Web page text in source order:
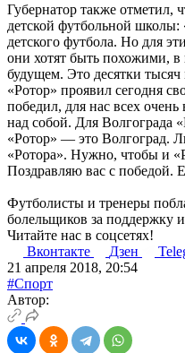
Губернатор также отметил,
детской футбольной школы:
детского футбола. Но для
они хотят быть похожими, в
будущем. Это десятки
«Ротор» проявил сегодня
победил, для нас всех
над собой. Для Волгограда
«Ротор» — это Волгоград.
«Ротора». Нужно, чтобы и
Поздравляю вас с победой.
Футболисты и тренеры
болельщиков за поддержку
Читайте нас в соцсетях!
Вконтакте
Дзен
21 апреля 2018, 20:54
#Спорт
Автор: